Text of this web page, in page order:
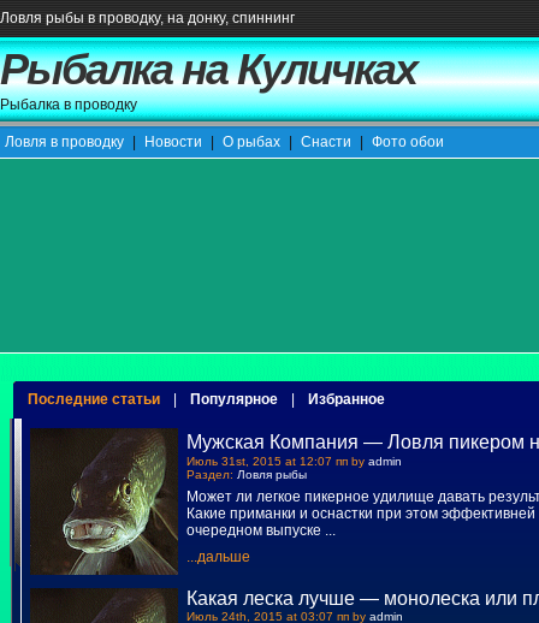
Ловля рыбы в проводку, на донку, спиннинг
Рыбалка на Куличках
Рыбалка в проводку
Ловля в проводку Новости О рыбах Снасти Фото обои
Последние статьи Популярное Избранное
Мужская Компания — Ловля пикером
Июль 31st, 2015 at 12:07 пп by admin
Раздел: Ловля рыбы
Может ли легкое пикерное удилище давать
Какие приманки и оснастки при этом эффективней
очередном выпуске ...
...дальше
Какая леска лучше — монолеска или
Июль 24th, 2015 at 03:07 пп by admin